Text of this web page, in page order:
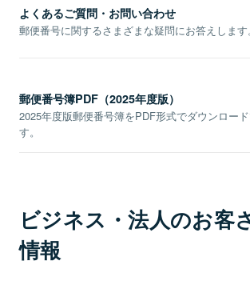
よくあるご質問・お問い合わせ
郵便番号に関するさまざまな疑問にお答えします。
郵便番号簿PDF（2025年度版）
2025年度版郵便番号簿をPDF形式でダウンロー
す。
ビジネス・法人のお客
情報